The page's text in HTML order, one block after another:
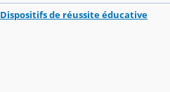
Dispositifs de réussite éducative